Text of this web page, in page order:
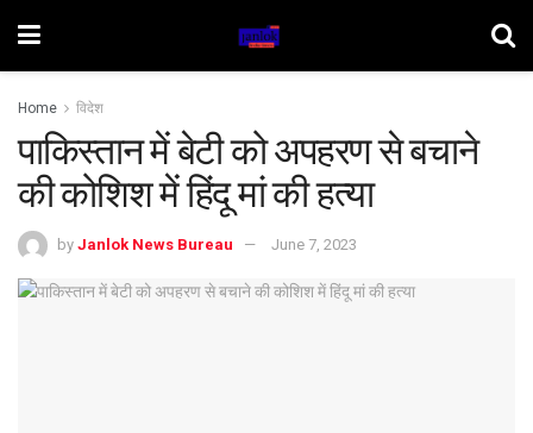
Home विदेश
पाकिस्तान में बेटी को अपहरण से बचाने
की कोशिश में हिंदू मां की हत्या
by Janlok News Bureau June 7, 2023